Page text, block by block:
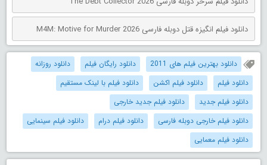
دانلود فیلم انگیزه قتل دوبله فارسی M4M: Motive for Murder 2026
دانلود بهترین فیلم های 2011 دانلود رایگان فیلم
دانلود روزانه
دانلود فیلم
دانلود فیلم اکشن
دانلود فیلم با لینک مستقیم
دانلود فیلم جدید
دانلود فیلم جدید خارجی
دانلود فیلم خارجی دوبله فارسی
دانلود فیلم درام
دانلود فیلم سینمایی
دانلود فیلم معمایی